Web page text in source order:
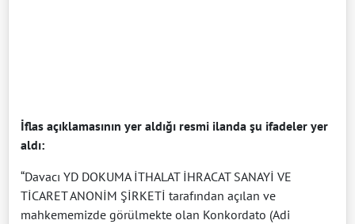
İflas açıklamasının yer aldığı resmi ilanda şu ifadeler yer
aldı:
“Davacı YD DOKUMA İTHALAT İHRACAT SANAYİ VE
TİCARET ANONİM ŞİRKETİ tarafından açılan ve
mahkememizde görülmekte olan Konkordato (Adi